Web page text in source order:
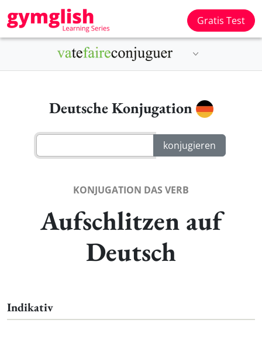
Gratis Test
Deutsche Konjugation
KONJUGATION DAS VERB
Aufschlitzen auf
Deutsch
Indikativ